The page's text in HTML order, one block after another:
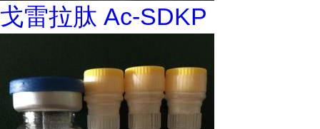
戈雷拉肽 Ac-SDKP